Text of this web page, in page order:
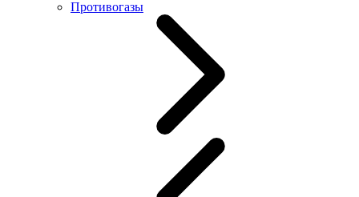
Противогазы